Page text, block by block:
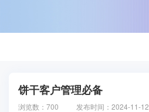
饼干客户管理必备
浏览数：700 发布时间：2024-11-12